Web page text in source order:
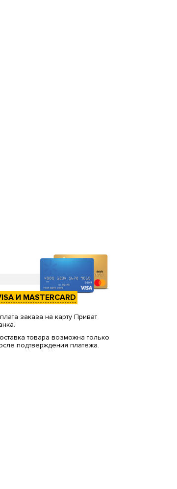
И MASTERCARD
заказа на карту Приват
товара возможна только
подтверждения платежа.